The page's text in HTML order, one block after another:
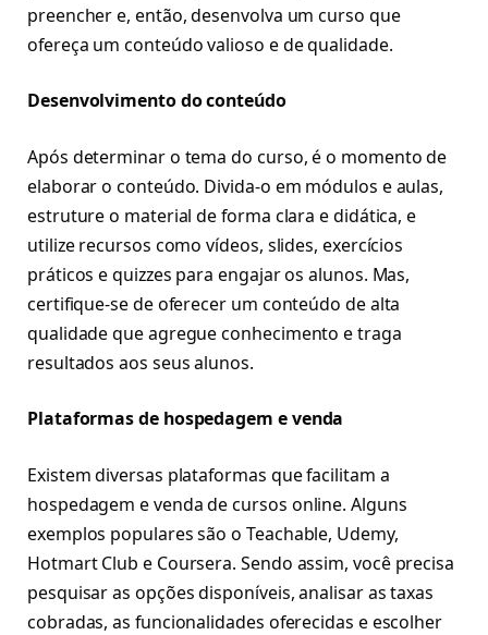
preencher e, então, desenvolva um curso que
ofereça um conteúdo valioso e de qualidade.
Desenvolvimento do conteúdo
Após determinar o tema do curso, é o momento de
elaborar o conteúdo. Divida-o em módulos e aulas,
estruture o material de forma clara e didática, e
utilize recursos como vídeos, slides, exercícios
práticos e quizzes para engajar os alunos. Mas,
certifique-se de oferecer um conteúdo de alta
qualidade que agregue conhecimento e traga
resultados aos seus alunos.
Plataformas de hospedagem e venda
Existem diversas plataformas que facilitam a
hospedagem e venda de cursos online. Alguns
exemplos populares são o Teachable, Udemy,
Hotmart Club e Coursera. Sendo assim, você precisa
pesquisar as opções disponíveis, analisar as taxas
cobradas, as funcionalidades oferecidas e escolher